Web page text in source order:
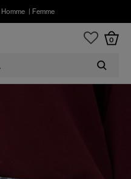
Homme Femme
0